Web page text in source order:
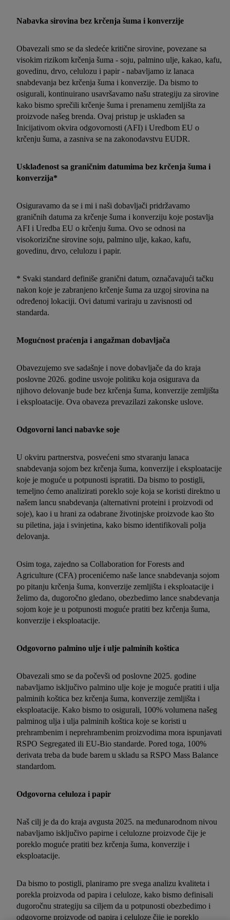
Nabavka sirovina bez krčenja šuma i konverzije
Obavezali smo se da sledeće kritične sirovine, povezane sa
visokim rizikom krčenja šuma - soju, palmino ulje, kakao, kafu,
govedinu, drvo, celulozu i papir - nabavljamo iz lanaca
snabdevanja bez krčenja šuma i konverzije. Da bismo to
osigurali, kontinuirano usavršavamo našu strategiju za sirovine
kako bismo sprečili krčenje šuma i prenamenu zemljišta za
proizvode našeg brenda. Ovaj pristup je usklađen sa
Inicijativom okvira odgovornosti (AFI) i Uredbom EU o
krčenju šuma, a zasniva se na zakonodavstvu EUDR.
Usklađenost sa graničnim datumima bez krčenja šuma i
konverzija*
Osiguravamo da se i mi i naši dobavljači pridržavamo
graničnih datuma za krčenje šuma i konverziju koje postavlja
AFI i Uredba EU o krčenju šuma. Ovo se odnosi na
visokorizične sirovine soju, palmino ulje, kakao, kafu,
govedinu, drvo, celulozu i papir.
* Svaki standard definiše granični datum, označavajući tačku
nakon koje je zabranjeno krčenje šuma za uzgoj sirovina na
određenoj lokaciji. Ovi datumi variraju u zavisnosti od
standarda.
Mogućnost praćenja i angažman dobavljača
Obavezujemo sve sadašnje i nove dobavljače da do kraja
poslovne 2026. godine usvoje politiku koja osigurava da
njihovo delovanje bude bez krčenja šuma, konverzije zemljišta
i eksploatacije. Ova obaveza prevazilazi zakonske uslove.
Odgovorni lanci nabavke soje
U okviru partnerstva, posvećeni smo stvaranju lanaca
snabdevanja sojom bez krčenja šuma, konverzije i eksploatacije
koje je moguće u potpunosti ispratiti. Da bismo to postigli,
temeljno ćemo analizirati poreklo soje koja se koristi direktno u
našem lancu snabdevanja (alternativni proteini i proizvodi od
soje), kao i u hrani za odabrane životinjske proizvode kao što
su piletina, jaja i svinjetina, kako bismo identifikovali polja
delovanja.
Osim toga, zajedno sa Collaboration for Forests and
Agriculture (CFA) procenićemo naše lance snabdevanja sojom
po pitanju krčenja šuma, konverzije zemljišta i eksploatacije i
želimo da, dugoročno gledano, obezbedimo lance snabdevanja
sojom koje je u potpunosti moguće pratiti bez krčenja šuma,
konverzije i eksploatacije.
Odgovorno palmino ulje i ulje palminih koštica
Obavezali smo se da počevši od poslovne 2025. godine
nabavljamo isključivo palmino ulje koje je moguće pratiti i ulja
palminih koštica bez krčenja šuma, konverzije zemljišta i
eksploatacije. Kako bismo to osigurali, 100% volumena našeg
palminog ulja i ulja palminih koštica koje se koristi u
prehrambenim i neprehrambenim proizvodima mora ispunjavati
RSPO Segregated ili EU-Bio standarde. Pored toga, 100%
derivata treba da bude barem u skladu sa RSPO Mass Balance
standardom.
Odgovorna celuloza i papir
Naš cilj je da do kraja avgusta 2025. na međunarodnom nivou
nabavljamo isključivo papirne i celulozne proizvode čije je
poreklo moguće pratiti bez krčenja šuma, konverzije i
eksploatacije.
Da bismo to postigli, planiramo pre svega analizu kvaliteta i
porekla proizvoda od papira i celuloze, kako bismo definisali
dugoročnu strategiju sa ciljem da u potpunosti obezbedimo i
odgovorne proizvode od papira i celuloze čije je poreklo